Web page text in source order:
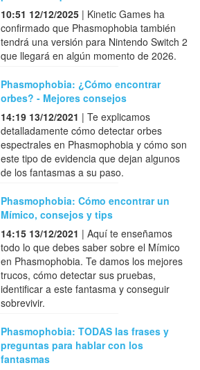
10:51 12/12/2025 | Kinetic Games ha
confirmado que Phasmophobia también
tendrá una versión para Nintendo Switch 2
que llegará en algún momento de 2026.
Phasmophobia: ¿Cómo encontrar
orbes? - Mejores consejos
14:19 13/12/2021 | Te explicamos
detalladamente cómo detectar orbes
espectrales en Phasmophobia y cómo son
este tipo de evidencia que dejan algunos
de los fantasmas a su paso.
Phasmophobia: Cómo encontrar un
Mímico, consejos y tips
14:15 13/12/2021 | Aquí te enseñamos
todo lo que debes saber sobre el Mímico
en Phasmophobia. Te damos los mejores
trucos, cómo detectar sus pruebas,
identificar a este fantasma y conseguir
sobrevivir.
Phasmophobia: TODAS las frases y
preguntas para hablar con los
fantasmas